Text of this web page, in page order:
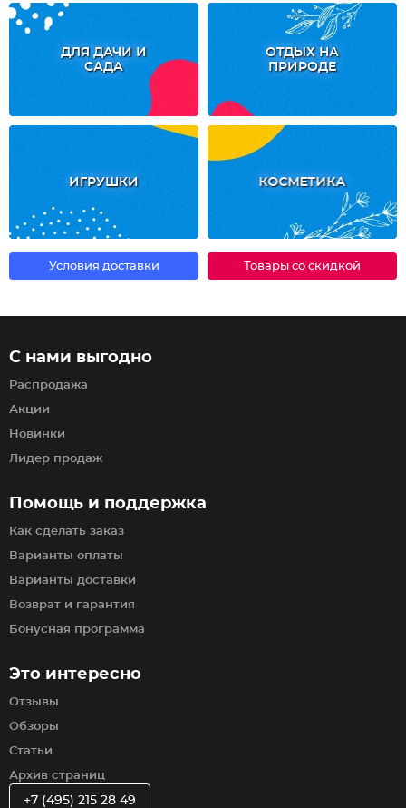
ДЛЯ ДАЧИ И
САДА
ОТДЫХ НА
ПРИРОДЕ
ИГРУШКИ КОСМЕТИКА
Условия доставки Товары со скидкой
Помощь и поддержка
Как сделать заказ
Варианты оплаты
Варианты доставки
Возврат и гарантия
Бонусная программа
С нами выгодно
Распродажа
Акции
Новинки
Лидер продаж
Это интересно
Отзывы
Обзоры
Статьи
Архив страниц
+7 (495) 215 28 49